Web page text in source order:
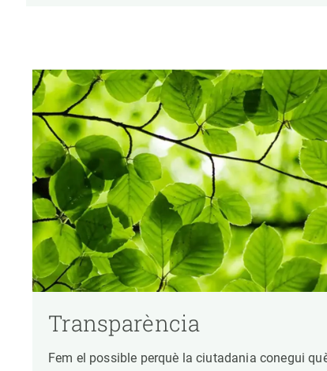
Transparència
Fem el possible perquè la ciutadania conegui